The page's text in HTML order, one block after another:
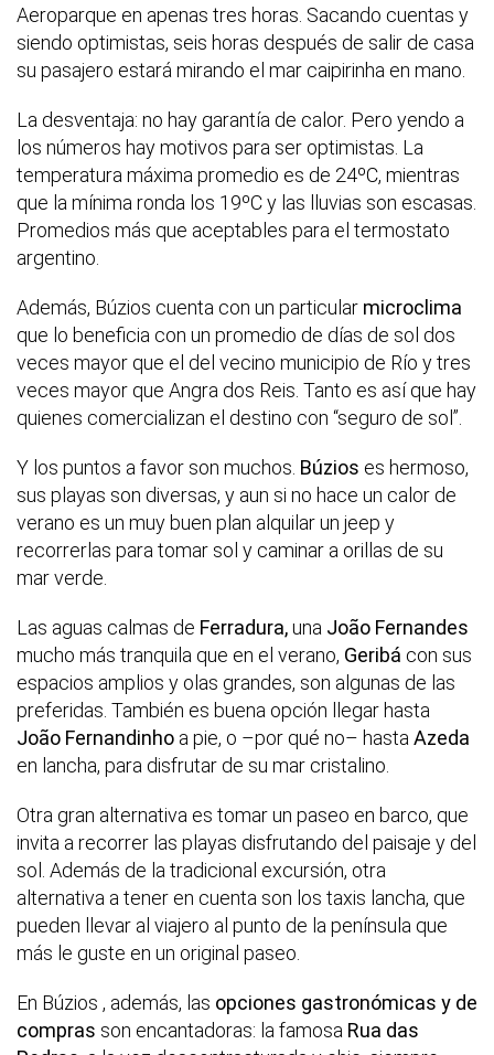
Aeroparque en apenas tres horas. Sacando cuentas y
siendo optimistas, seis horas después de salir de casa
su pasajero estará mirando el mar caipirinha en mano.
La desventaja: no hay garantía de calor. Pero yendo a
los números hay motivos para ser optimistas. La
temperatura máxima promedio es de 24ºC, mientras
que la mínima ronda los 19ºC y las lluvias son escasas.
Promedios más que aceptables para el termostato
argentino.
Además, Búzios cuenta con un particular microclima
que lo beneficia con un promedio de días de sol dos
veces mayor que el del vecino municipio de Río y tres
veces mayor que Angra dos Reis. Tanto es así que hay
quienes comercializan el destino con “seguro de sol”.
Y los puntos a favor son muchos. Búzios es hermoso,
sus playas son diversas, y aun si no hace un calor de
verano es un muy buen plan alquilar un jeep y
recorrerlas para tomar sol y caminar a orillas de su
mar verde.
Las aguas calmas de Ferradura,una João Fernandes
mucho más tranquila que en el verano, Geribá con sus
espacios amplios y olas grandes, son algunas de las
preferidas. También es buena opción llegar hasta
João Fernandinho a pie, o –por qué no– hasta Azeda
en lancha, para disfrutar de su mar cristalino.
Otra gran alternativa es tomar un paseo en barco, que
invita a recorrer las playas disfrutando del paisaje y del
sol. Además de la tradicional excursión, otra
alternativa a tener en cuenta son los taxis lancha, que
pueden llevar al viajero al punto de la península que
más le guste en un original paseo.
En Búzios , además, las opciones gastronómicas y de
compras son encantadoras: la famosa Rua das